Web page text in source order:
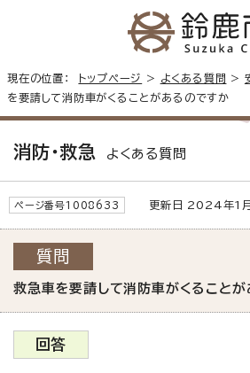
現在の位置： トップページ > よくある質問 >
を要請して消防車がくることがあるのですか
消防・救急 よくある質問
ページ番号1008633 更新日 2024年1
質問
救急車を要請して消防車がくること
回答